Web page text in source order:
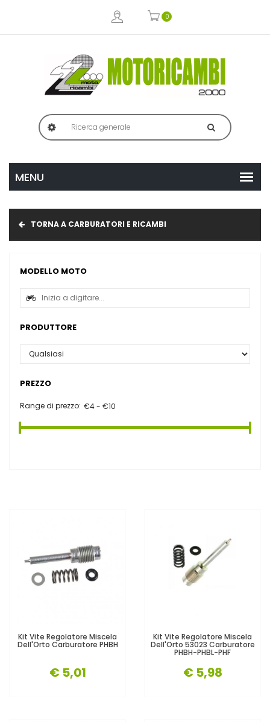
0
TORNA A CARBURATORI E RICAMBI
MODELLO MOTO
PRODUTTORE
PREZZO
Range di prezzo:
Kit Vite Regolatore Miscela
Dell'Orto Carburatore PHBH
€ 5,01
Kit Vite Regolatore Miscela
Dell'Orto 53023 Carburatore
PHBH-PHBL-PHF
€ 5,98